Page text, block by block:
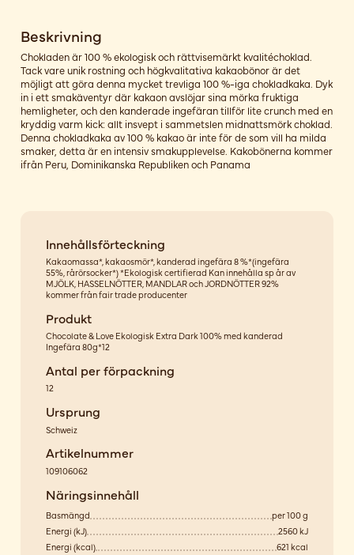
Beskrivning
Chokladen är 100 % ekologisk och rättvisemärkt kvalitéchoklad.
Tack vare unik rostning och högkvalitativa kakaobönor är det
möjligt att göra denna mycket trevliga 100 %-iga chokladkaka. Dyk
in i ett smakäventyr där kakaon avslöjar sina mörka fruktiga
hemligheter, och den kanderade ingefäran tillför lite crunch med en
kryddig varm kick: allt insvept i sammetslen midnattsmörk choklad.
Denna chokladkaka av 100 % kakao är inte för de som vill ha milda
smaker, detta är en intensiv smakupplevelse. Kakobönerna kommer
ifrån Peru, Dominikanska Republiken och Panama
Innehållsförteckning
Kakaomassa*, kakaosmör*, kanderad ingefära 8 %*(ingefära
55%, rårörsocker*) *Ekologisk certifierad Kan innehålla sp år av
MJÖLK, HASSELNÖTTER, MANDLAR och JORDNÖTTER 92%
kommer från fair trade producenter
Produkt
Chocolate & Love Ekologisk Extra Dark 100% med kanderad
Ingefära 80g*12
Antal per förpackning
12
Ursprung
Schweiz
Artikelnummer
109106062
Näringsinnehåll
Basmängd
per 100 g
Energi (kJ)
2560 kJ
Energi (kcal)
621 kcal